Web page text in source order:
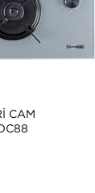
CAM